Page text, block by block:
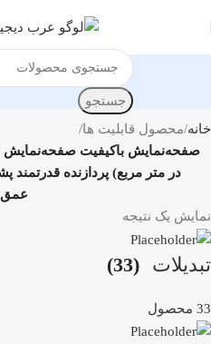
جستجو
خانه محصول قابلیت ها
عمق ۶ متری آب و مدت زمان ۳۰ دقیقه)
نمایش یک نتیجه
تبدیلات (33)
33 محصول